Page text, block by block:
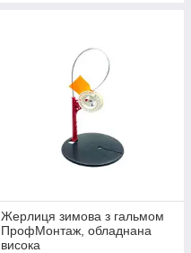
Жерлиця зимова з гальмом
ПрофМонтаж, обладнана
висока